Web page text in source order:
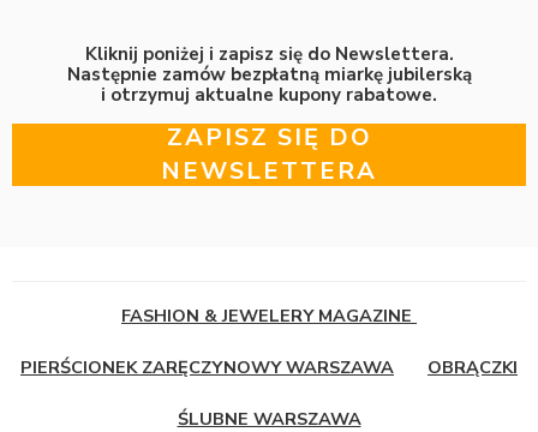
Kliknij poniżej i zapisz się do Newslettera.
Następnie zamów bezpłatną miarkę jubilerską
i otrzymuj aktualne kupony rabatowe.
ZAPISZ SIĘ DO
NEWSLETTERA
FASHION & JEWELERY MAGAZINE
PIERŚCIONEK ZARĘCZYNOWY WARSZAWA OBRĄCZKI
ŚLUBNE WARSZAWA